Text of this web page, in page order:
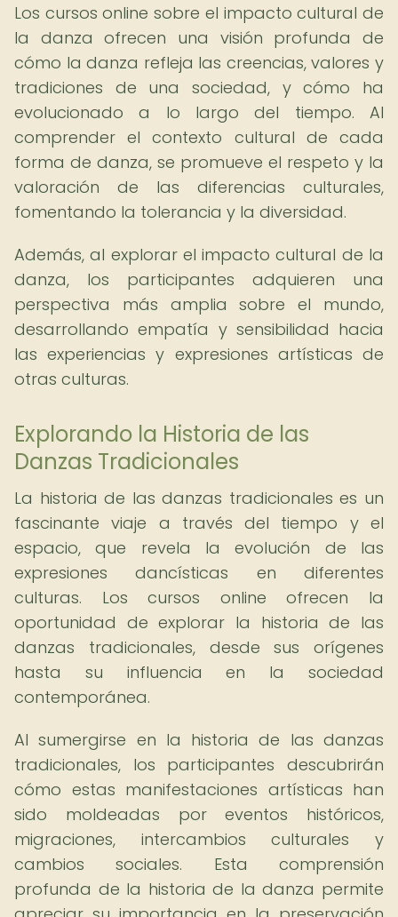
Los cursos online sobre el impacto cultural de
la danza ofrecen una visión profunda de
cómo la danza refleja las creencias, valores y
tradiciones de una sociedad, y cómo ha
evolucionado a lo largo del tiempo. Al
comprender el contexto cultural de cada
forma de danza, se promueve el respeto y la
valoración de las diferencias culturales,
fomentando la tolerancia y la diversidad.
Además, al explorar el impacto cultural de la
danza, los participantes adquieren una
perspectiva más amplia sobre el mundo,
desarrollando empatía y sensibilidad hacia
las experiencias y expresiones artísticas de
otras culturas.
Explorando la Historia de las
Danzas Tradicionales
La historia de las danzas tradicionales es un
fascinante viaje a través del tiempo y el
espacio, que revela la evolución de las
expresiones dancísticas en diferentes
culturas. Los cursos online ofrecen la
oportunidad de explorar la historia de las
danzas tradicionales, desde sus orígenes
hasta su influencia en la sociedad
contemporánea.
Al sumergirse en la historia de las danzas
tradicionales, los participantes descubrirán
cómo estas manifestaciones artísticas han
sido moldeadas por eventos históricos,
migraciones, intercambios culturales y
cambios sociales. Esta comprensión
profunda de la historia de la danza permite